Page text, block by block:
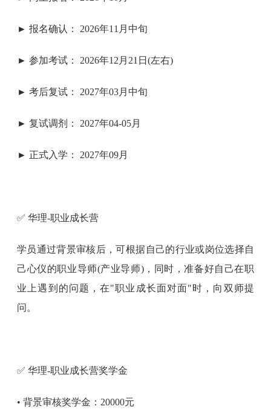
► 报名确认： 2026年11月中旬
► 参加考试： 2026年12月21日(左右)
► 考后复试： 2027年03月中旬
► 复试调剂： 2027年04-05月
► 正式入学： 2027年09月
✅ 华理-职业成长营
学员通过背景审核后，可根据自己的行业或岗位选择自
己心仪的职业导师(产业导师)，同时，准备好自己在职
业上遇到的问题，在"职业成长面对面"时，向双师提
问。
✅ 华理-职业成长营奖学金
• 背景审核奖学金：20000元